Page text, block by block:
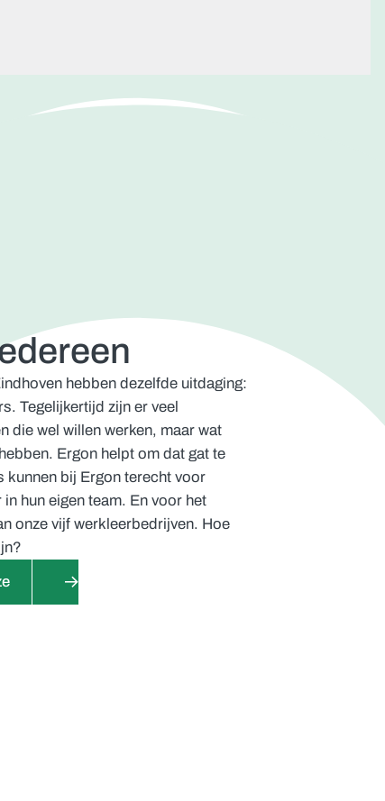
hebben dezelfde uitdaging:
Tegelijkertijd zijn er veel
die wel willen werken, maar wat
Ergon helpt om dat gat te
kunnen bij Ergon terecht voor
hun eigen team. En voor het
onze vijf werkleerbedrijven. Hoe